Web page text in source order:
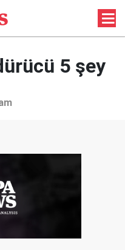
5 şey